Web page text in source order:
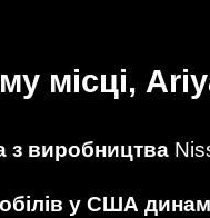
місці,
з виробництва
у США